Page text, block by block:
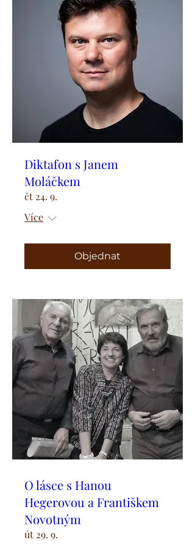
Diktafon s Janem
Moláčkem
čt 24. 9.
Více
Objednat
O lásce s Hanou
Hegerovou a Františkem
Novotným
út 29. 9.